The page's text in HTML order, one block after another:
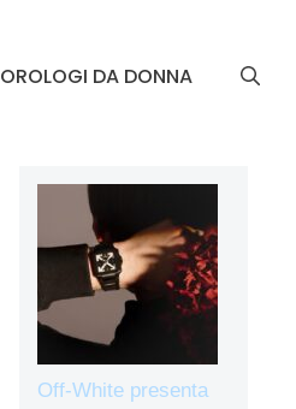
OROLOGI DA DONNA
Off-White presenta